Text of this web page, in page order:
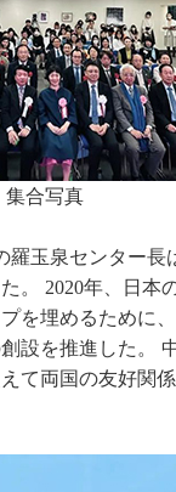
集合写真
玉泉センター
。 2020年、日本
を埋めるために
設を推進した。
て両国の友好関